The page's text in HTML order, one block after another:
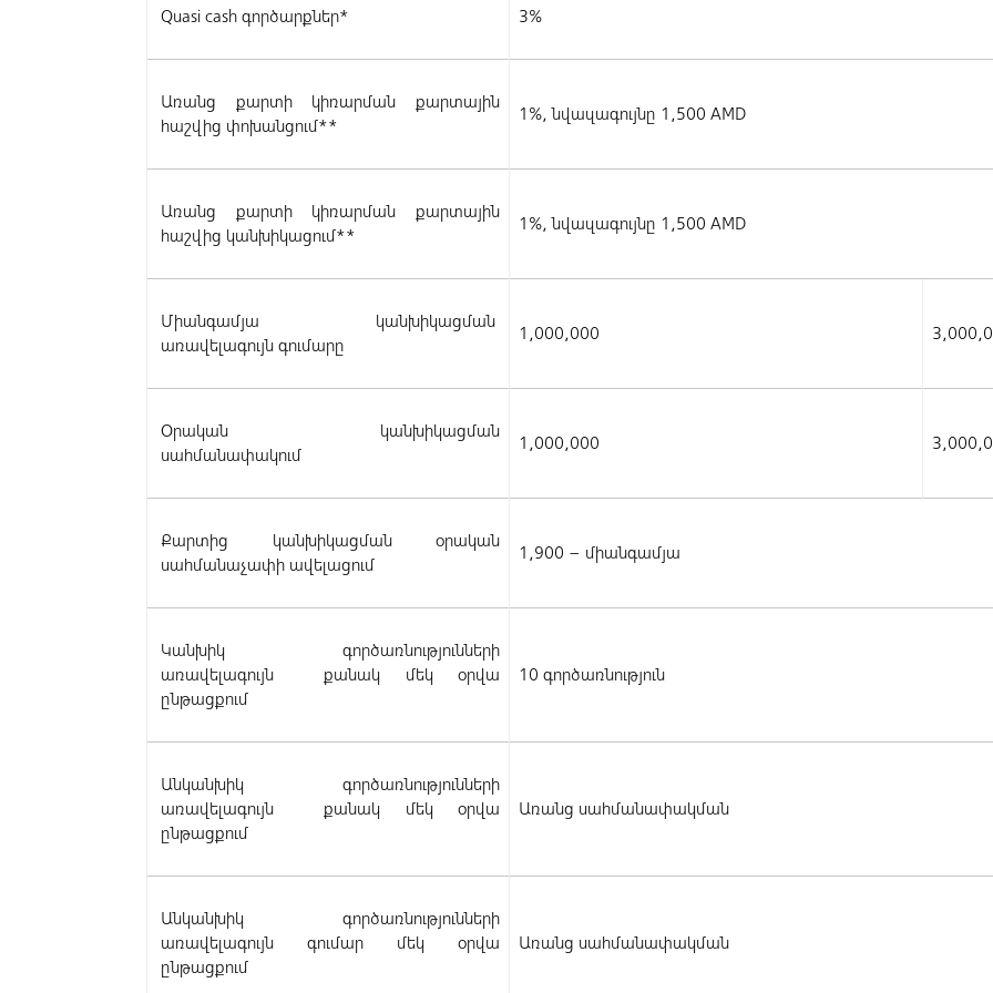
Quasi cash գործարքներ* 3%
Առանց քարտի կիռարման քարտային
հաշվից փոխանցում**
1%, նվազագույնը 1,500 AMD
Առանց քարտի կիռարման քարտային
հաշվից կանխիկացում**
1%, նվազագույնը 1,500 AMD
Միանգամյա կանխիկացման
առավելագույն գումարը
1,000,000
Օրական կանխիկացման
սահմանափակում
1,000,000
Քարտից կանխիկացման օրական
սահմանաչափի ավելացում
1,900 – միանգամյա
Կանխիկ գործառնությունների
առավելագույն քանակ մեկ օրվա
ընթացքում
10 գործառնություն
Անկանխիկ գործառնությունների
առավելագույն քանակ մեկ օրվա
ընթացքում
Առանց սահմանափակման
Անկանխիկ գործառնությունների
առավելագույն գումար մեկ օրվա
ընթացքում
Առանց սահմանափակման